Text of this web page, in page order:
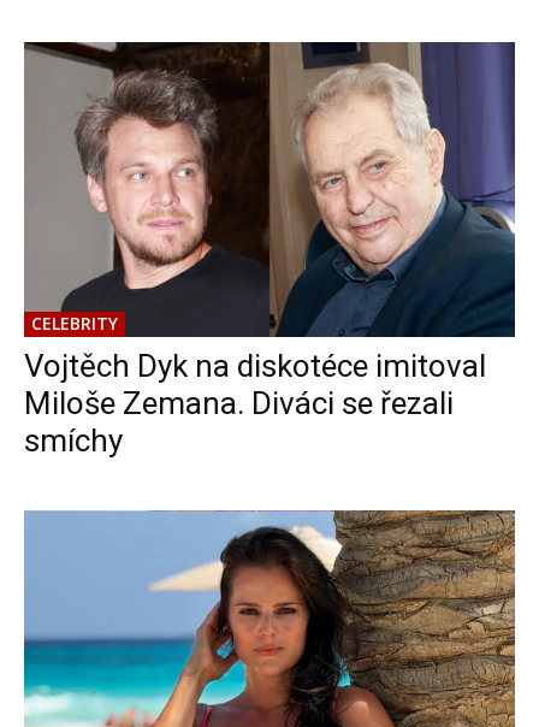
CELEBRITY
Vojtěch Dyk na diskotéce imitoval
Miloše Zemana. Diváci se řezali
smíchy